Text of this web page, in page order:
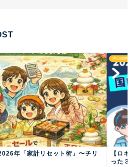
年「家計リセット術」〜チリ
注目銘柄
【ロキ
った３